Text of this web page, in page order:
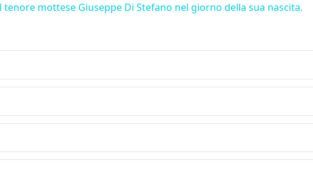
mottese Giuseppe Di Stefano nel giorno della sua nascita.